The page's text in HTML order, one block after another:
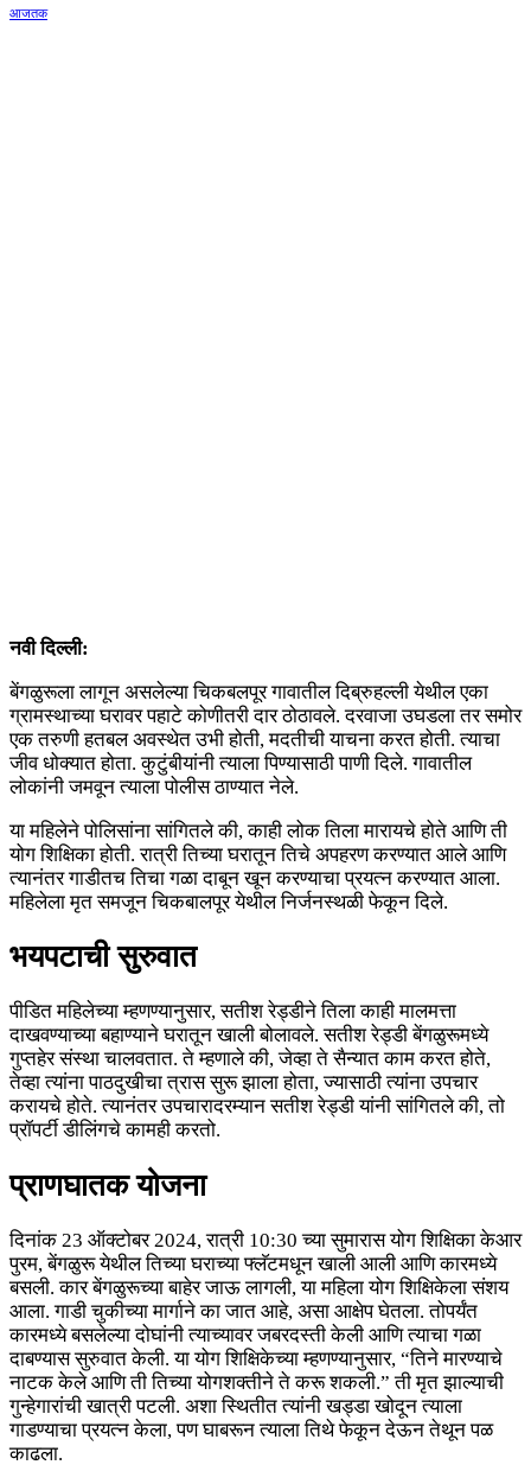
नवी दिल्ली:
बेंगळुरूला लागून असलेल्या चिकबलपूर गावातील दिब्रुहल्ली येथील एका
ग्रामस्थाच्या घरावर पहाटे कोणीतरी दार ठोठावले. दरवाजा उघडला तर समोर
एक तरुणी हतबल अवस्थेत उभी होती, मदतीची याचना करत होती. त्याचा
जीव धोक्यात होता. कुटुंबीयांनी त्याला पिण्यासाठी पाणी दिले. गावातील
लोकांनी जमवून त्याला पोलीस ठाण्यात नेले.
या महिलेने पोलिसांना सांगितले की, काही लोक तिला मारायचे होते आणि ती
योग शिक्षिका होती. रात्री तिच्या घरातून तिचे अपहरण करण्यात आले आणि
त्यानंतर गाडीतच तिचा गळा दाबून खून करण्याचा प्रयत्न करण्यात आला.
महिलेला मृत समजून चिकबालपूर येथील निर्जनस्थळी फेकून दिले.
भयपटाची सुरुवात
पीडित महिलेच्या म्हणण्यानुसार, सतीश रेड्डीने तिला काही मालमत्ता
दाखवण्याच्या बहाण्याने घरातून खाली बोलावले. सतीश रेड्डी बेंगळुरूमध्ये
गुप्तहेर संस्था चालवतात. ते म्हणाले की, जेव्हा ते सैन्यात काम करत होते,
तेव्हा त्यांना पाठदुखीचा त्रास सुरू झाला होता, ज्यासाठी त्यांना उपचार
करायचे होते. त्यानंतर उपचारादरम्यान सतीश रेड्डी यांनी सांगितले की, तो
प्रॉपर्टी डीलिंगचे कामही करतो.
प्राणघातक योजना
दिनांक 23 ऑक्टोबर 2024, रात्री 10:30 च्या सुमारास योग शिक्षिका केआर
पुरम, बेंगळुरू येथील तिच्या घराच्या फ्लॅटमधून खाली आली आणि कारमध्ये
बसली. कार बेंगळुरूच्या बाहेर जाऊ लागली, या महिला योग शिक्षिकेला संशय
आला. गाडी चुकीच्या मार्गाने का जात आहे, असा आक्षेप घेतला. तोपर्यंत
कारमध्ये बसलेल्या दोघांनी त्याच्यावर जबरदस्ती केली आणि त्याचा गळा
दाबण्यास सुरुवात केली. या योग शिक्षिकेच्या म्हणण्यानुसार, “तिने मारण्याचे
नाटक केले आणि ती तिच्या योगशक्तीने ते करू शकली.” ती मृत झाल्याची
गुन्हेगारांची खात्री पटली. अशा स्थितीत त्यांनी खड्डा खोदून त्याला
गाडण्याचा प्रयत्न केला, पण घाबरून त्याला तिथे फेकून देऊन तेथून पळ
काढला.